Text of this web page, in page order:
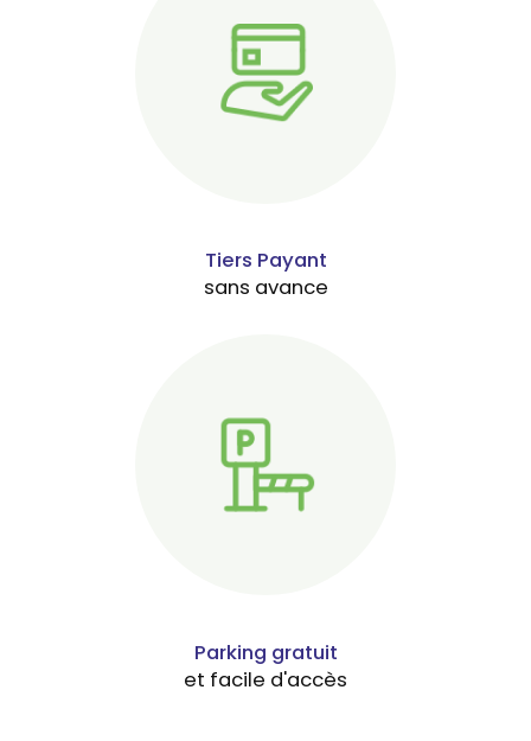
Tiers Payant
sans avance
Parking gratuit
et facile d'accès